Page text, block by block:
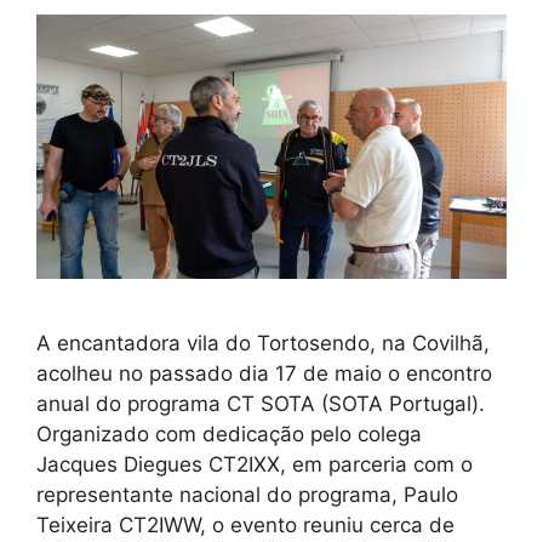
A encantadora vila do Tortosendo, na Covilhã,
acolheu no passado dia 17 de maio o encontro
anual do programa CT SOTA (SOTA Portugal).
Organizado com dedicação pelo colega
Jacques Diegues CT2IXX, em parceria com o
representante nacional do programa, Paulo
Teixeira CT2IWW, o evento reuniu cerca de